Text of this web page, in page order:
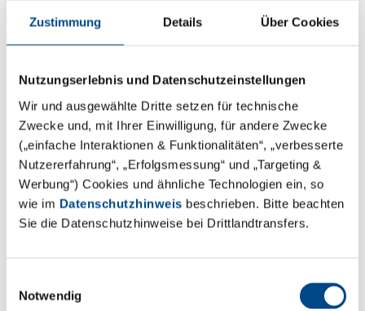
Zustimmung Details Über Cookies
Nutzungserlebnis und Datenschutzeinstellungen
Wir und ausgewählte Dritte setzen für technische
Zwecke und, mit Ihrer Einwilligung, für andere Zwecke
(„einfache Interaktionen & Funktionalitäten“, „verbesserte
Nutzererfahrung“, „Erfolgsmessung“ und „Targeting &
Werbung“) Cookies und ähnliche Technologien ein, so
wie im Datenschutzhinweis beschrieben. Bitte beachten
Sie die Datenschutzhinweise bei Drittlandtransfers.
Notwendig
Reinheitsvalidierung – FDA- &
Mehr